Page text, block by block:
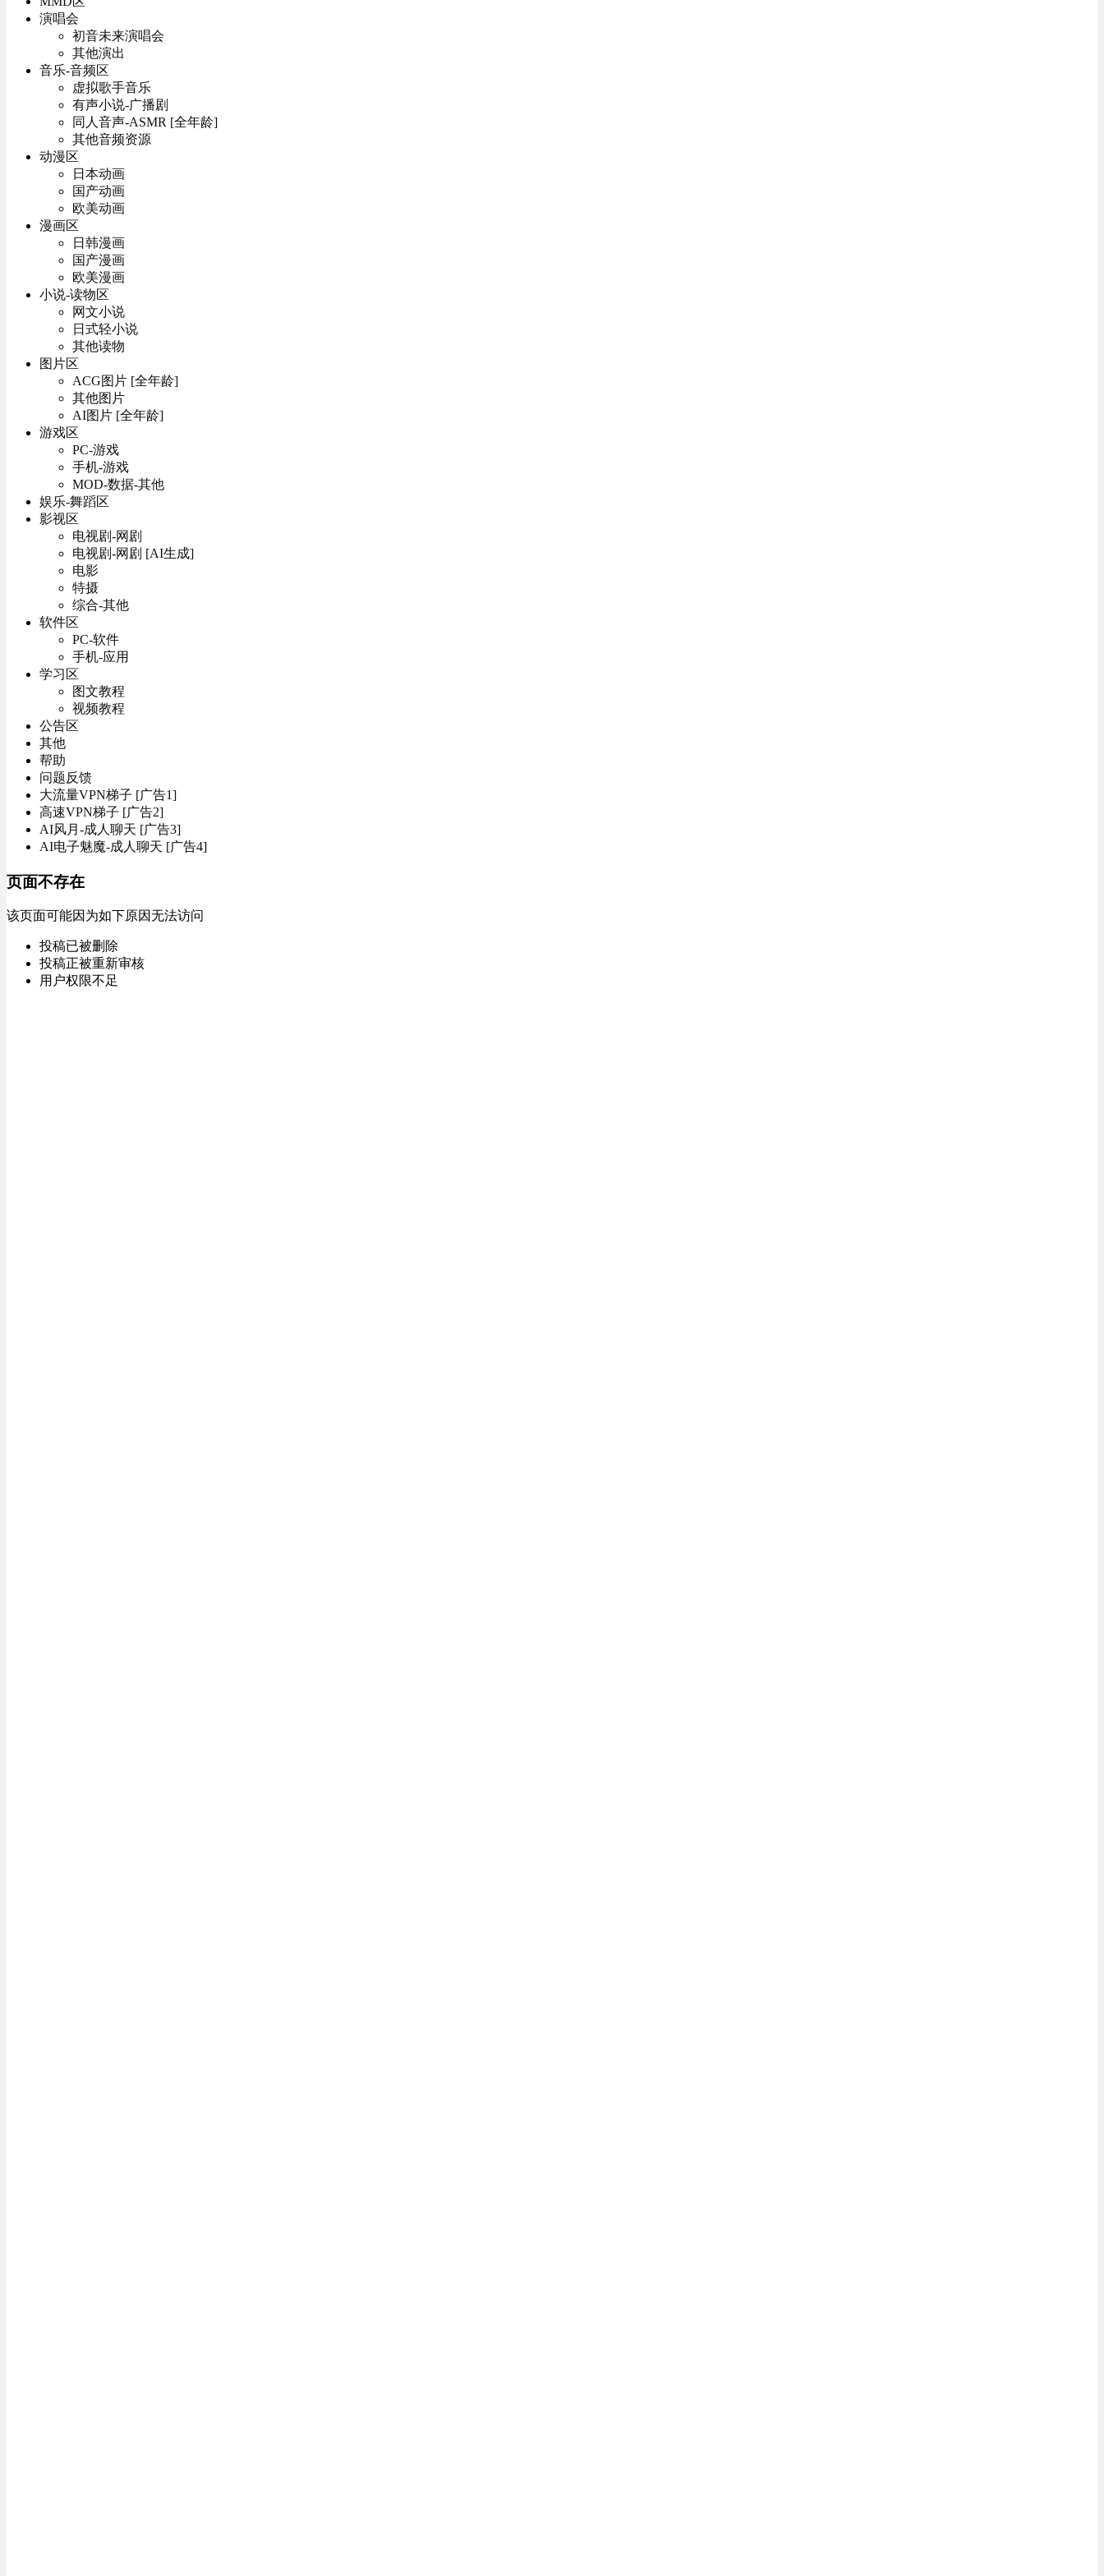
演唱会
初音未来演唱会
其他演出
音乐-音频区
虚拟歌手音乐
有声小说-广播剧
同人音声-ASMR [全年龄]
其他音频资源
动漫区
日本动画
国产动画
欧美动画
漫画区
日韩漫画
国产漫画
欧美漫画
小说-读物区
网文小说
日式轻小说
其他读物
图片区
ACG图片 [全年龄]
其他图片
AI图片 [全年龄]
游戏区
PC-游戏
手机-游戏
MOD-数据-其他
娱乐-舞蹈区
影视区
电视剧-网剧
电视剧-网剧 [AI生成]
电影
特摄
综合-其他
软件区
PC-软件
手机-应用
学习区
图文教程
视频教程
公告区
其他
帮助
问题反馈
大流量VPN梯子 [广告1]
高速VPN梯子 [广告2]
AI风月-成人聊天 [广告3]
AI电子魅魔-成人聊天 [广告4]
页面不存在
该页面可能因为如下原因无法访问
投稿已被删除
投稿正被重新审核
用户权限不足